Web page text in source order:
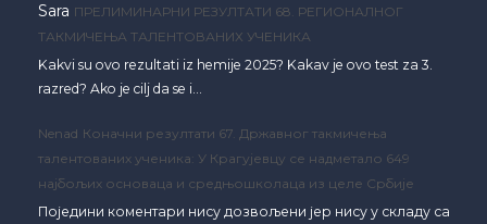
Sara ПРЕЛИМИНАРНИ РЕЗУЛТАТИ 68. РЕГИОНАЛНОГ
ТАКМИЧЕЊА ТАЛЕНТОВАНИХ УЧЕНИКА
Kakvi su ovo rezultati iz hemije 2025? Kakav je ovo test za 3.
razred? Ako je cilj da se i…
Nenad Коначни резултати 67. Државног такмичења
талентованих ученика: У Крагујевцу се надметало 649
најбољих основаца и средњошколаца из целе Србије
Поједини коментари нису дозвољени јер нису у складу са